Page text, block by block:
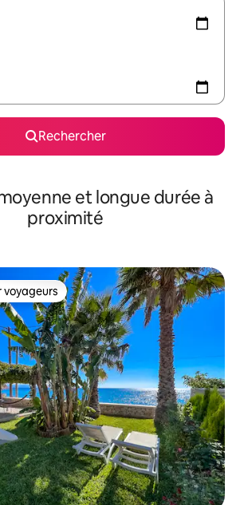
Rechercher
et longue durée à
proximité
les plus appréciés